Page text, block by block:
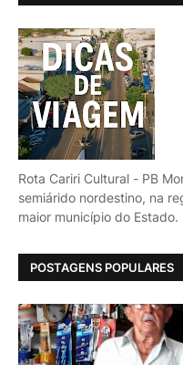
Rota Cariri Cultural - PB
semiárido nordestino, na
maior município do Estado.
POSTAGENS POPULARES